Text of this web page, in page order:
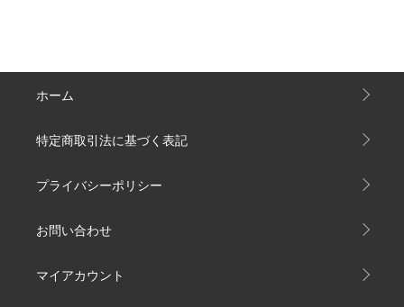
ホーム
特定商取引法に基づく表記
プライバシーポリシー
お問い合わせ
マイアカウント